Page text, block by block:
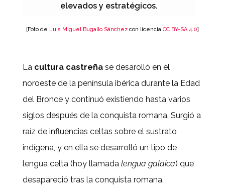
elevados y estratégicos.
[Foto de Luis Miguel Bugallo Sánchezcon licencia CC BY-SA 4.0]
La cultura castreñase desarolló en el
noroeste de la península ibérica durante la Edad
del Bronce y continuó existiendo hasta varios
siglos después de la conquista romana. Surgió a
raíz de influencias celtas sobre el sustrato
indígena, y en ella se desarrolló un tipo de
lengua celta (hoy llamada lengua galaica) que
desapareció tras la conquista romana.